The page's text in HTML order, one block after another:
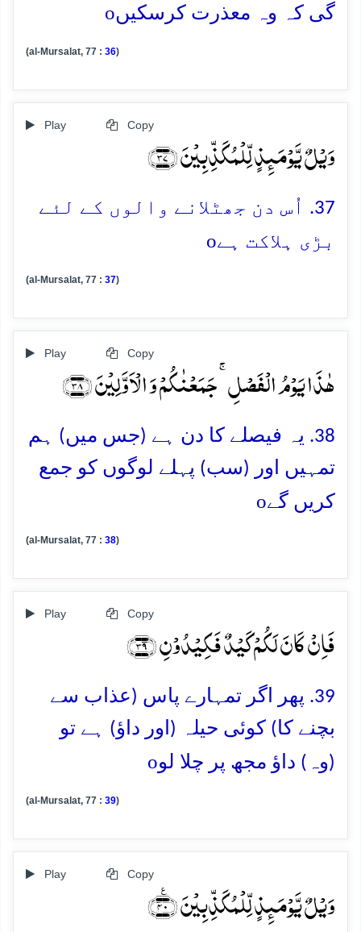
گی کہ وہ معذرت کرسکیںo
(al-Mursalat, 77 : 36)
Play Copy
وَیۡلٌ یَّوۡمَئِذٍ لِّلۡمُکَذِّبِیۡنَ ﴿۳۷﴾
37. اُس دن جھٹلانے والوں کے لئے
بڑی ہلاکت ہےo
(al-Mursalat, 77 : 37)
Play Copy
ہٰذَا یَوۡمُ الۡفَصۡلِ ۚ جَمَعۡنٰکُمۡ وَ الۡاَوَّلِیۡنَ ﴿۳۸﴾
38. یہ فیصلے کا دن ہے (جس میں) ہم
تمہیں اور (سب) پہلے لوگوں کو جمع
کریں گےo
(al-Mursalat, 77 : 38)
Play Copy
فَاِنۡ کَانَ لَکُمۡ کَیۡدٌ فَکِیۡدُوۡنِ ﴿۳۹﴾
39. پھر اگر تمہارے پاس (عذاب سے
بچنے کا) کوئی حیلہ (اور داؤ) ہے تو
(وہ) داؤ مجھ پر چلا لوo
(al-Mursalat, 77 : 39)
Play Copy
وَیۡلٌ یَّوۡمَئِذٍ لِّلۡمُکَذِّبِیۡنَ ﴿٪۴۰﴾